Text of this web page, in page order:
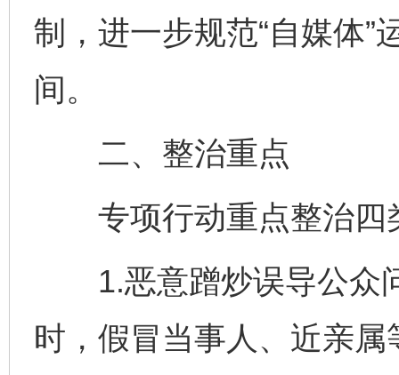
制，进一步规范“自媒体”
间。
二、整治重点
专项行动重点整治四
1.恶意蹭炒误导公众
时，假冒当事人、近亲